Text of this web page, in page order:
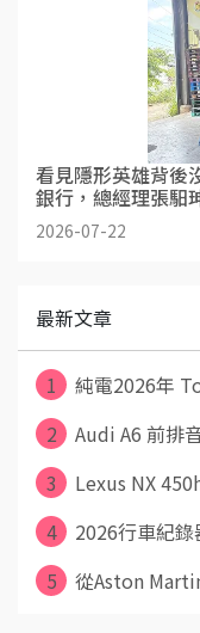
看見隱形英雄背後
銀行，總經理張馹
2026-07-22
最新文章
1
純電2026年
2
Audi A6 前排
3
Lexus NX
4
2026行車紀
5
從Aston